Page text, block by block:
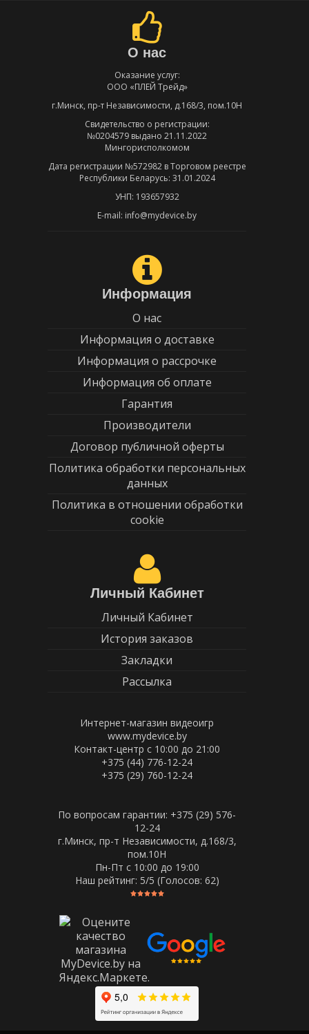
О нас
Оказание услуг:
ООО «ПЛЕЙ Трейд»
г.Минск, пр-т Независимости, д.168/3, пом.10Н
Свидетельство о регистрации:
№0204579 выдано 21.11.2022
Мингорисполкомом
Дата регистрации №572982 в Торговом реестре
Республики Беларусь: 31.01.2024
УНП: 193657932
E-mail: info@mydevice.by
Информация
О нас
Информация о доставке
Информация о рассрочке
Информация об оплате
Гарантия
Производители
Договор публичной оферты
Политика обработки персональных
данных
Политика в отношении обработки
cookie
Личный Кабинет
Личный Кабинет
История заказов
Закладки
Рассылка
Интернет-магазин видеоигр
www.mydevice.by
Контакт-центр с 10:00 до 21:00
+375 (44) 776-12-24
+375 (29) 760-12-24
По вопросам гарантии: +375 (29) 576-
12-24
г.Минск, пр-т Независимости, д.168/3,
пом.10Н
Пн-Пт c 10:00 до 19:00
Наш рейтинг: 5/5 (Голосов: 62)